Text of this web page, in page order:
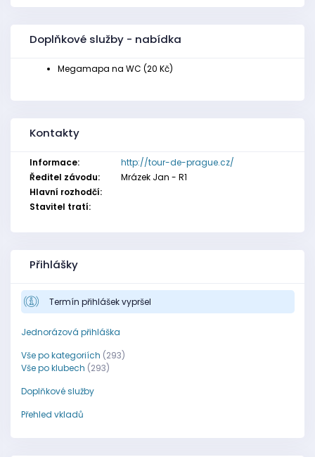
Doplňkové služby - nabídka
Megamapa na WC (20 Kč)
Kontakty
Informace:
http://tour-de-prague.cz/
Ředitel závodu:
Mrázek Jan - R1
Hlavní rozhodčí:
Stavitel tratí:
Přihlášky
Termín přihlášek vypršel
Jednorázová přihláška
Vše po kategoriích (293)
Vše po klubech (293)
Doplňkové služby
Přehled vkladů